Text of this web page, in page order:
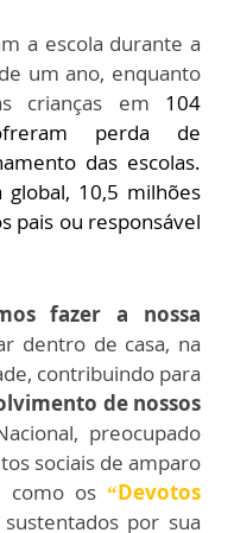
a escola durante a
um ano, enquanto
crianças em 104
perda de
das escolas.
10,5 milhões
pais ou responsável
fazer a nossa
dentro de casa, na
contribuindo para
de nossos
preocupado
sociais de amparo
como os “Devotos
por sua